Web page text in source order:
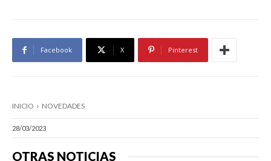
Facebook X Pinterest
INICIO NOVEDADES
28/03/2023
OTRAS NOTICIAS